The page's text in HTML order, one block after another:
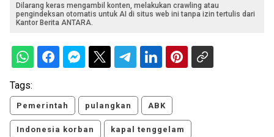
Dilarang keras mengambil konten, melakukan crawling atau
pengindeksan otomatis untuk AI di situs web ini tanpa izin tertulis dari
Kantor Berita ANTARA.
Tags:
Pemerintah pulangkan ABK
Indonesia korban kapal tenggelam